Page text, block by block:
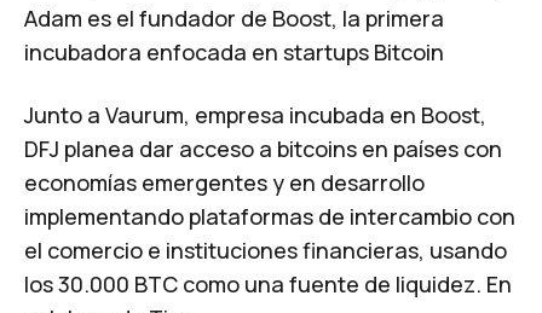
Adam es el fundador de Boost, la primera
incubadora enfocada en startups Bitcoin
Junto a Vaurum, empresa incubada en Boost,
DFJ planea dar acceso a bitcoins en países con
economías emergentes y en desarrollo
implementando plataformas de intercambio con
el comercio e instituciones financieras, usando
los 30.000 BTC como una fuente de liquidez. En